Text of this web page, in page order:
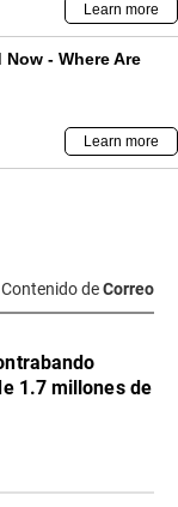
Contenido deCorreo
1.7 millones de